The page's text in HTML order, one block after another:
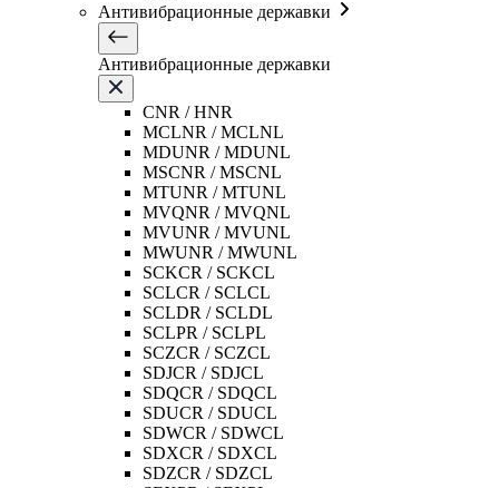
Антивибрационные державки
Антивибрационные державки
CNR / HNR
MCLNR / MCLNL
MDUNR / MDUNL
MSCNR / MSCNL
MTUNR / MTUNL
MVQNR / MVQNL
MVUNR / MVUNL
MWUNR / MWUNL
SCKCR / SCKCL
SCLCR / SCLCL
SCLDR / SCLDL
SCLPR / SCLPL
SCZCR / SCZCL
SDJCR / SDJCL
SDQCR / SDQCL
SDUCR / SDUCL
SDWCR / SDWCL
SDXCR / SDXCL
SDZCR / SDZCL